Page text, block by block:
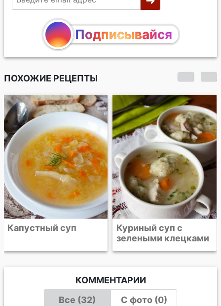
Подписывайся
ПОХОЖИЕ РЕЦЕПТЫ
Куриный суп с
Суп из курицы по-
римски
КОММЕНТАРИИ
Все (32)
С фото (0)